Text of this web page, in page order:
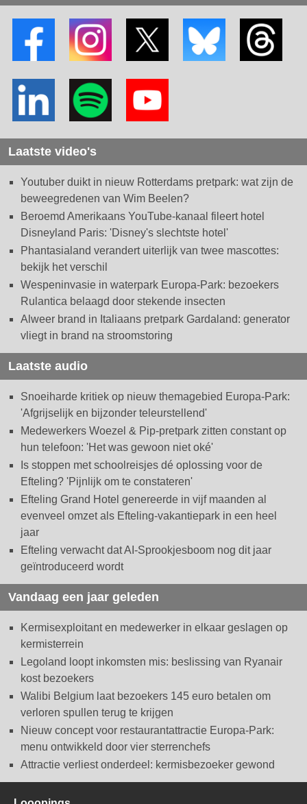
Laatste video's
Youtuber duikt in nieuw Rotterdams pretpark: wat zijn de
beweegredenen van Wim Beelen?
Beroemd Amerikaans YouTube-kanaal fileert hotel
Disneyland Paris: 'Disney's slechtste hotel'
Phantasialand verandert uiterlijk van twee mascottes:
bekijk het verschil
Wespeninvasie in waterpark Europa-Park: bezoekers
Rulantica belaagd door stekende insecten
Alweer brand in Italiaans pretpark Gardaland: generator
vliegt in brand na stroomstoring
Laatste audio
Snoeiharde kritiek op nieuw themagebied Europa-Park:
'Afgrijselijk en bijzonder teleurstellend'
Medewerkers Woezel & Pip-pretpark zitten constant op
hun telefoon: 'Het was gewoon niet oké'
Is stoppen met schoolreisjes dé oplossing voor de
Efteling? 'Pijnlijk om te constateren'
Efteling Grand Hotel genereerde in vijf maanden al
evenveel omzet als Efteling-vakantiepark in een heel
jaar
Efteling verwacht dat AI-Sprookjesboom nog dit jaar
geïntroduceerd wordt
Vandaag een jaar geleden
Kermisexploitant en medewerker in elkaar geslagen op
kermisterrein
Legoland loopt inkomsten mis: beslissing van Ryanair
kost bezoekers
Walibi Belgium laat bezoekers 145 euro betalen om
verloren spullen terug te krijgen
Nieuw concept voor restaurantattractie Europa-Park:
menu ontwikkeld door vier sterrenchefs
Attractie verliest onderdeel: kermisbezoeker gewond